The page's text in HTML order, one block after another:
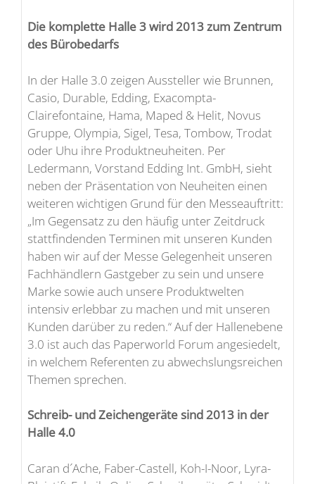
Die komplette Halle 3 wird 2013 zum Zentrum
des Bürobedarfs
In der Halle 3.0 zeigen Aussteller wie Brunnen,
Casio, Durable, Edding, Exacompta-
Clairefontaine, Hama, Maped & Helit, Novus
Gruppe, Olympia, Sigel, Tesa, Tombow, Trodat
oder Uhu ihre Produktneuheiten. Per
Ledermann, Vorstand Edding Int. GmbH, sieht
neben der Präsentation von Neuheiten einen
weiteren wichtigen Grund für den Messeauftritt:
„Im Gegensatz zu den häufig unter Zeitdruck
stattfindenden Terminen mit unseren Kunden
haben wir auf der Messe Gelegenheit unseren
Fachhändlern Gastgeber zu sein und unsere
Marke sowie auch unsere Produktwelten
intensiv erlebbar zu machen und mit unseren
Kunden darüber zu reden.“ Auf der Hallenebene
3.0 ist auch das Paperworld Forum angesiedelt,
in welchem Referenten zu abwechslungsreichen
Themen sprechen.
Schreib- und Zeichengeräte sind 2013 in der
Halle 4.0
Caran d´Ache, Faber-Castell, Koh-I-Noor, Lyra-